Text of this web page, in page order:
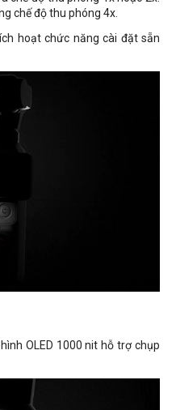
chế độ thu phóng 4x.
hoạt chức năng cài đặt sẵn
OLED 1000 nit hỗ trợ chụp